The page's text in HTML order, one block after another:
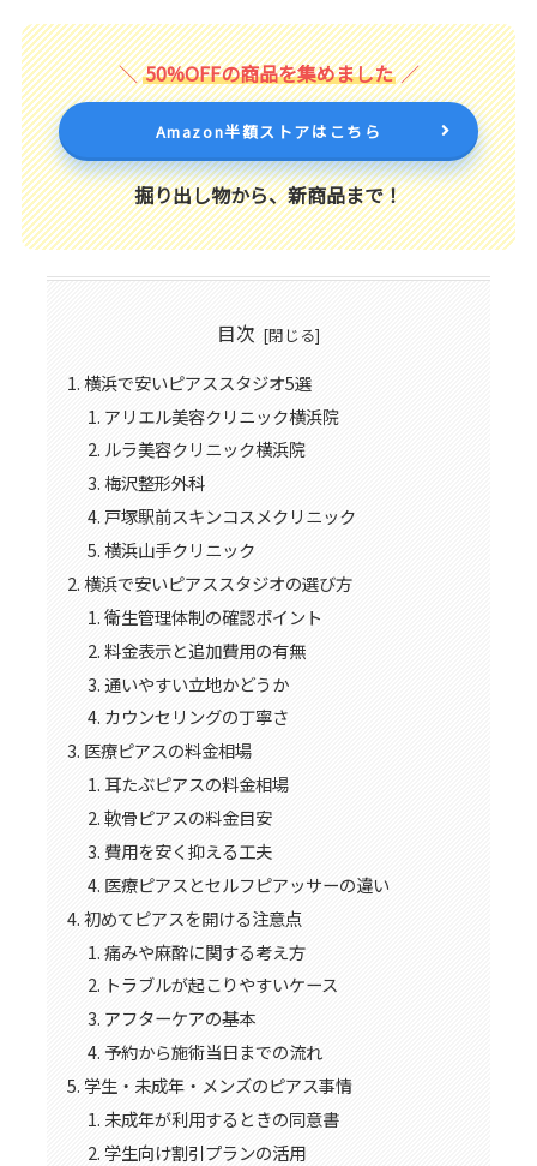
50%OFFの商品を集めました
Amazon半額ストアはこちら
掘り出し物から、新商品まで！
目次
横浜で安いピアススタジオ5選
アリエル美容クリニック横浜院
ルラ美容クリニック横浜院
梅沢整形外科
戸塚駅前スキンコスメクリニック
横浜山手クリニック
横浜で安いピアススタジオの選び方
衛生管理体制の確認ポイント
料金表示と追加費用の有無
通いやすい立地かどうか
カウンセリングの丁寧さ
医療ピアスの料金相場
耳たぶピアスの料金相場
軟骨ピアスの料金目安
費用を安く抑える工夫
医療ピアスとセルフピアッサーの違い
初めてピアスを開ける注意点
痛みや麻酔に関する考え方
トラブルが起こりやすいケース
アフターケアの基本
予約から施術当日までの流れ
学生・未成年・メンズのピアス事情
未成年が利用するときの同意書
学生向け割引プランの活用